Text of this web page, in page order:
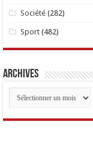
Société (282)
Sport (482)
Archives
Archives